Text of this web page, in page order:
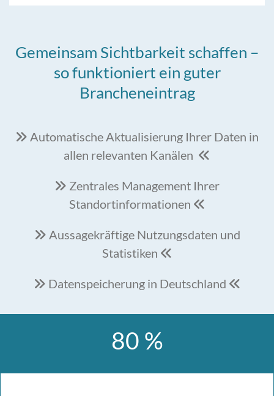
Gemeinsam Sichtbarkeit schaffen –
so funktioniert ein guter
Brancheneintrag
 Automatische Aktualisierung Ihrer Daten in
allen relevanten Kanälen 
 Zentrales Management Ihrer
Standortinformationen 
 Aussagekräftige Nutzungsdaten und
Statistiken 
 Datenspeicherung in Deutschland 
80 %